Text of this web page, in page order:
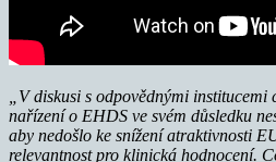
„V diskusi s odpovědnými
nařízení o EHDS ve svém důsledku
aby nedošlo ke snížení atraktivnosti
relevantnost pro klinická hodnocení.